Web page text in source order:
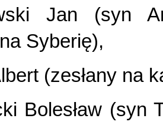
Jan (syn
Syberię),
(zesłany na
Bolesław (syn